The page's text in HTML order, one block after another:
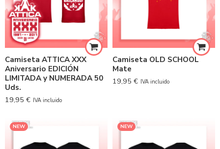
Camiseta ATTICA XXX
Aniversario EDICIÓN
LIMITADA y NUMERADA 50
Uds.
19,95 € IVA incluido
Camiseta OLD SCHOOL
Mate
19,95 € IVA incluido
NEW NEW